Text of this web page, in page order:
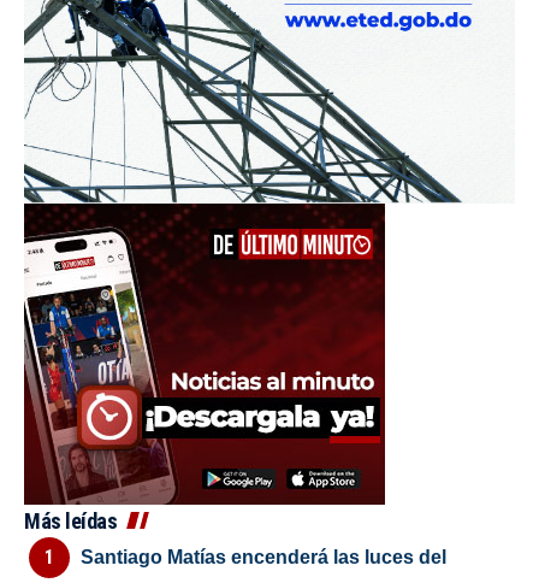
Más leídas
Santiago Matías encenderá las luces del